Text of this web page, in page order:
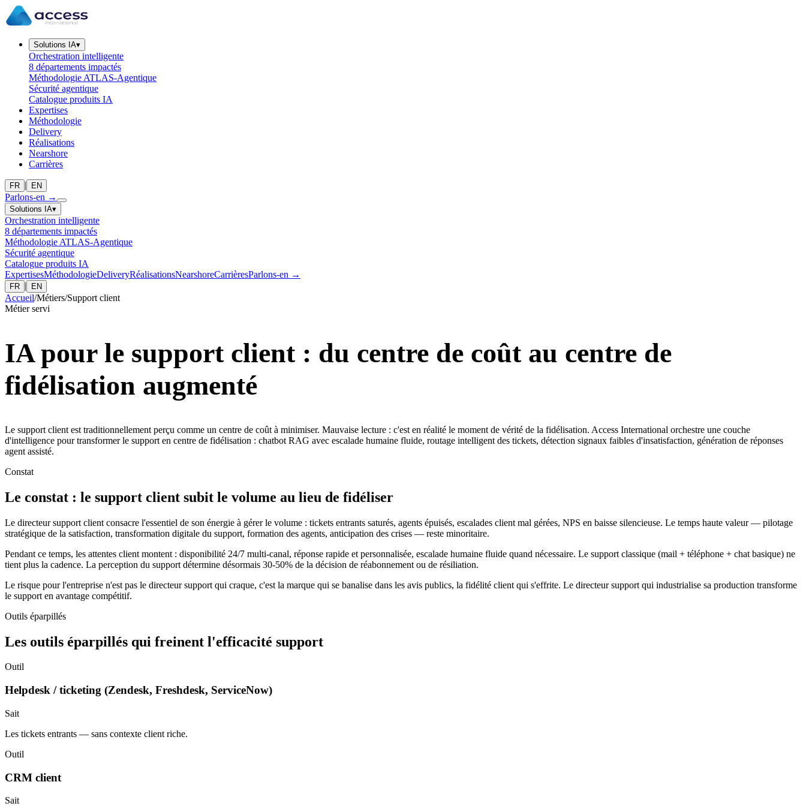
Solutions IA▾
Orchestration intelligente
8 départements impactés
Méthodologie ATLAS-Agentique
Sécurité agentique
Catalogue produits IA
Expertises
Méthodologie
Delivery
Réalisations
Nearshore
Carrières
FR | EN
Parlons-en →
Solutions IA▾
Orchestration intelligente
8 départements impactés
Méthodologie ATLAS-Agentique
Sécurité agentique
Catalogue produits IA
ExpertisesMéthodologieDeliveryRéalisationsNearshoreCarrièresParlons-en →
FR | EN
Accueil/Métiers/Support client
Métier servi
IA pour le support client : du centre de coût au centre de
fidélisation augmenté
Le support client est traditionnellement perçu comme un centre de coût à minimiser. Mauvaise lecture : c'est en réalité le moment de vérité de la fidélisation. Access International orchestre une couche
d'intelligence pour transformer le support en centre de fidélisation : chatbot RAG avec escalade humaine fluide, routage intelligent des tickets, détection signaux faibles d'insatisfaction, génération de réponses
agent assisté.
Constat
Le constat : le support client subit le volume au lieu de fidéliser
Le directeur support client consacre l'essentiel de son énergie à gérer le volume : tickets entrants saturés, agents épuisés, escalades client mal gérées, NPS en baisse silencieuse. Le temps haute valeur — pilotage
stratégique de la satisfaction, transformation digitale du support, formation des agents, anticipation des crises — reste minoritaire.
Pendant ce temps, les attentes client montent : disponibilité 24/7 multi-canal, réponse rapide et personnalisée, escalade humaine fluide quand nécessaire. Le support classique (mail + téléphone + chat basique) ne
tient plus la cadence. La perception du support détermine désormais 30-50% de la décision de réabonnement ou de résiliation.
Le risque pour l'entreprise n'est pas le directeur support qui craque, c'est la marque qui se banalise dans les avis publics, la fidélité client qui s'effrite. Le directeur support qui industrialise sa production transforme
le support en avantage compétitif.
Outils éparpillés
Les outils éparpillés qui freinent l'efficacité support
Outil
Helpdesk / ticketing (Zendesk, Freshdesk, ServiceNow)
Sait
Les tickets entrants — sans contexte client riche.
Outil
CRM client
Sait